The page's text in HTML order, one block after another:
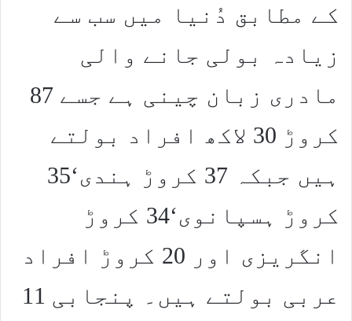
کے مطابق دُنیا میں سب سے
زیادہ بولی جانے والی
مادری زبان چینی ہے جسے 87
کروڑ 30 لاکھ افراد بولتے
ہیں جبکہ 37 کروڑ ہندی‘35
کروڑ ہسپانوی‘34 کروڑ
انگریزی اور 20 کروڑ افراد
عربی بولتے ہیں۔ پنجابی 11